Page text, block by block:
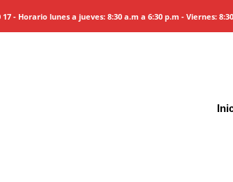
17 - Horario lunes a jueves: 8:30 a.m a 6:30 p.m - Viernes: